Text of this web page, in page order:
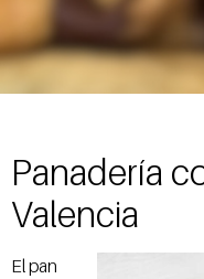
Panadería
Valencia
El pan